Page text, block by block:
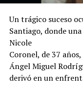
Un trágico suceso
Santiago, donde
Nicole
Coronel, de 37
Ángel Miguel
derivó en un